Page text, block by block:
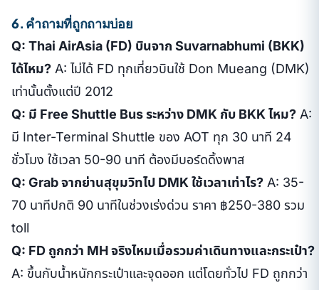
6. คำถามที่ถูกถามบ่อย
Q: Thai AirAsia (FD) บินจาก Suvarnabhumi (BKK)
ได้ไหม? A: ไม่ได้ FD ทุกเที่ยวบินใช้ Don Mueang (DMK)
เท่านั้นตั้งแต่ปี 2012
Q: มี Free Shuttle Bus ระหว่าง DMK กับ BKK ไหม? A:
มี Inter-Terminal Shuttle ของ AOT ทุก 30 นาที 24
ชั่วโมง ใช้เวลา 50-90 นาที ต้องมีบอร์ดดิ้งพาส
Q: Grab จากย่านสุขุมวิทไป DMK ใช้เวลาเท่าไร? A: 35-
70 นาทีปกติ 90 นาทีในช่วงเร่งด่วน ราคา ฿250-380 รวม
toll
Q: FD ถูกกว่า MH จริงไหมเมื่อรวมค่าเดินทางและกระเป๋า?
A: ขึ้นกับน้ำหนักกระเป๋าและจุดออก แต่โดยทั่วไป FD ถูกกว่า